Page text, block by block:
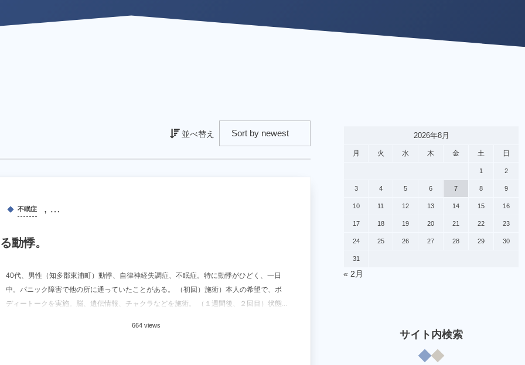
並べ替え
不眠症 , …
動悸。
40代、男性（知多郡東浦町）動悸、自律神経失調症、不眠症。特に動悸がひどく、一日
中。パニック障害で他の所に通っていたことがある。 （初回）施術）本人の希望で、ボ
ディートークを実施。脳、遺伝情報、チャクラなどを施術。 （１週間後、２回目）状態...
664 views
2026年8月
月 火 水 木 金 土 日
1 2
3 4 5 6 7 8 9
10 11 12 13 14 15 16
17 18 19 20 21 22 23
24 25 26 27 28 29 30
31
« 2月
サイト内検索